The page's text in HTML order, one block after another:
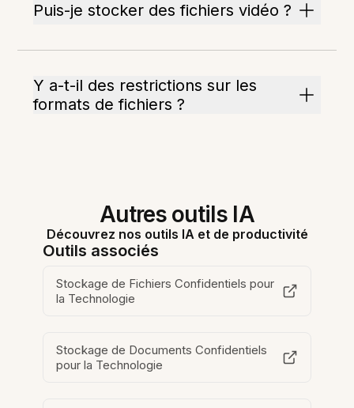
Puis-je stocker des fichiers vidéo ?
Y a-t-il des restrictions sur les
formats de fichiers ?
Autres outils IA
Découvrez nos outils IA et de productivité
Outils associés
Stockage de Fichiers Confidentiels pour
la Technologie
Stockage de Documents Confidentiels
pour la Technologie